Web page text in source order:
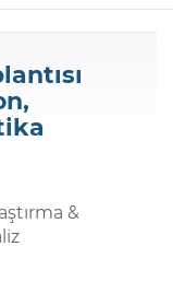
&